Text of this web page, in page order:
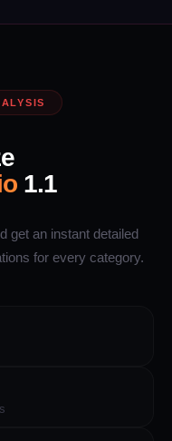
1.1
get an instant detailed
for every category.